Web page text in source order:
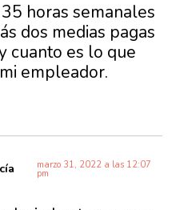
horas semanales
dos medias pagas
cuanto es lo que
empleador.
marzo 31, 2022 a las 12:07
pm